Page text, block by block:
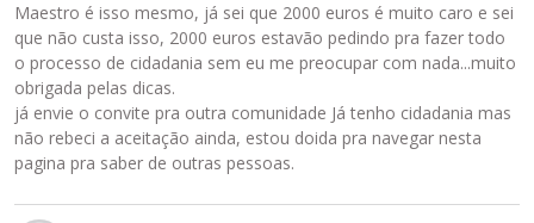
Maestro é isso mesmo, já sei que 2000 euros é muito caro e sei
que não custa isso, 2000 euros estavão pedindo pra fazer todo
o processo de cidadania sem eu me preocupar com nada...muito
obrigada pelas dicas.
já envie o convite pra outra comunidade Já tenho cidadania mas
não rebeci a aceitação ainda, estou doida pra navegar nesta
pagina pra saber de outras pessoas.